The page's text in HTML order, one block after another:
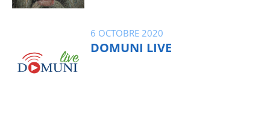
6 OCTOBRE 2020
DOMUNI LIVE